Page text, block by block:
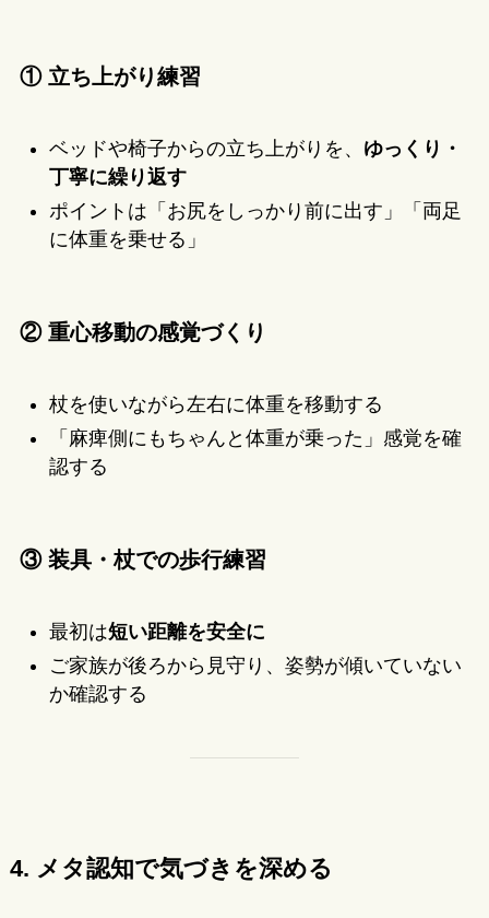
① 立ち上がり練習
ベッドや椅子からの立ち上がりを、 ゆっくり・
丁寧に繰り返す
ポイントは「お尻をしっかり前に出す」「両足
に体重を乗せる」
② 重心移動の感覚づくり
杖を使いながら左右に体重を移動する
「麻痺側にもちゃんと体重が乗った」感覚を確
認する
③ 装具・杖での歩行練習
最初は短い距離を安全に
ご家族が後ろから見守り、姿勢が傾いていない
か確認する
4. メタ認知で気づきを深める